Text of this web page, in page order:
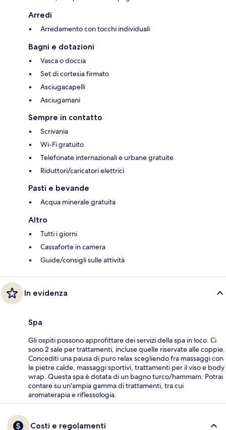
Arredi
Arredamento con tocchi individuali
Bagni e dotazioni
Vasca o doccia
Set di cortesia firmato
Asciugacapelli
Asciugamani
Sempre in contatto
Scrivania
Wi-Fi gratuito
Telefonate internazionali e urbane gratuite
Riduttori/caricatori elettrici
Pasti e bevande
Acqua minerale gratuita
Altro
Tutti i giorni
Cassaforte in camera
Guide/consigli sulle attività
In evidenza
Spa
Gli ospiti possono approfittare dei servizi della spa in loco. Ci
sono 2 sale per trattamenti, incluse quelle riservate alle coppie.
Concediti una pausa di puro relax scegliendo fra massaggi con
le pietre calde, massaggi sportivi, trattamenti per il viso e body
wrap. Questa spa è dotata di un bagno turco/hammam. Potrai
contare su un'ampia gamma di trattamenti, tra cui
aromaterapia e riflessologia.
Costi e regolamenti